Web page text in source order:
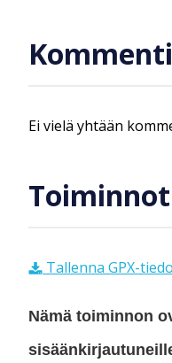
Ei vielä yhtään
Toiminnot
Tallenna GPX-
Nämä toiminnon